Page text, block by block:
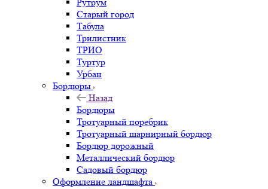
Старый город
Табула
Трилистник
ТРИО
Туртур
Урбан
Бордюры
Назад
Бордюры
Тротуарный поребрик
Тротуарный шарнирный бордюр
Бордюр дорожный
Металлический бордюр
Садовый бордюр
Оформление ландшафта